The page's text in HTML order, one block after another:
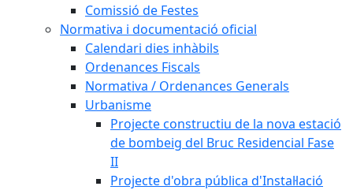
Comissió de Festes
Normativa i documentació oficial
Calendari dies inhàbils
Ordenances Fiscals
Normativa / Ordenances Generals
Urbanisme
Projecte constructiu de la nova estació
de bombeig del Bruc Residencial Fase
II
Projecte d'obra pública d'Instal·lació